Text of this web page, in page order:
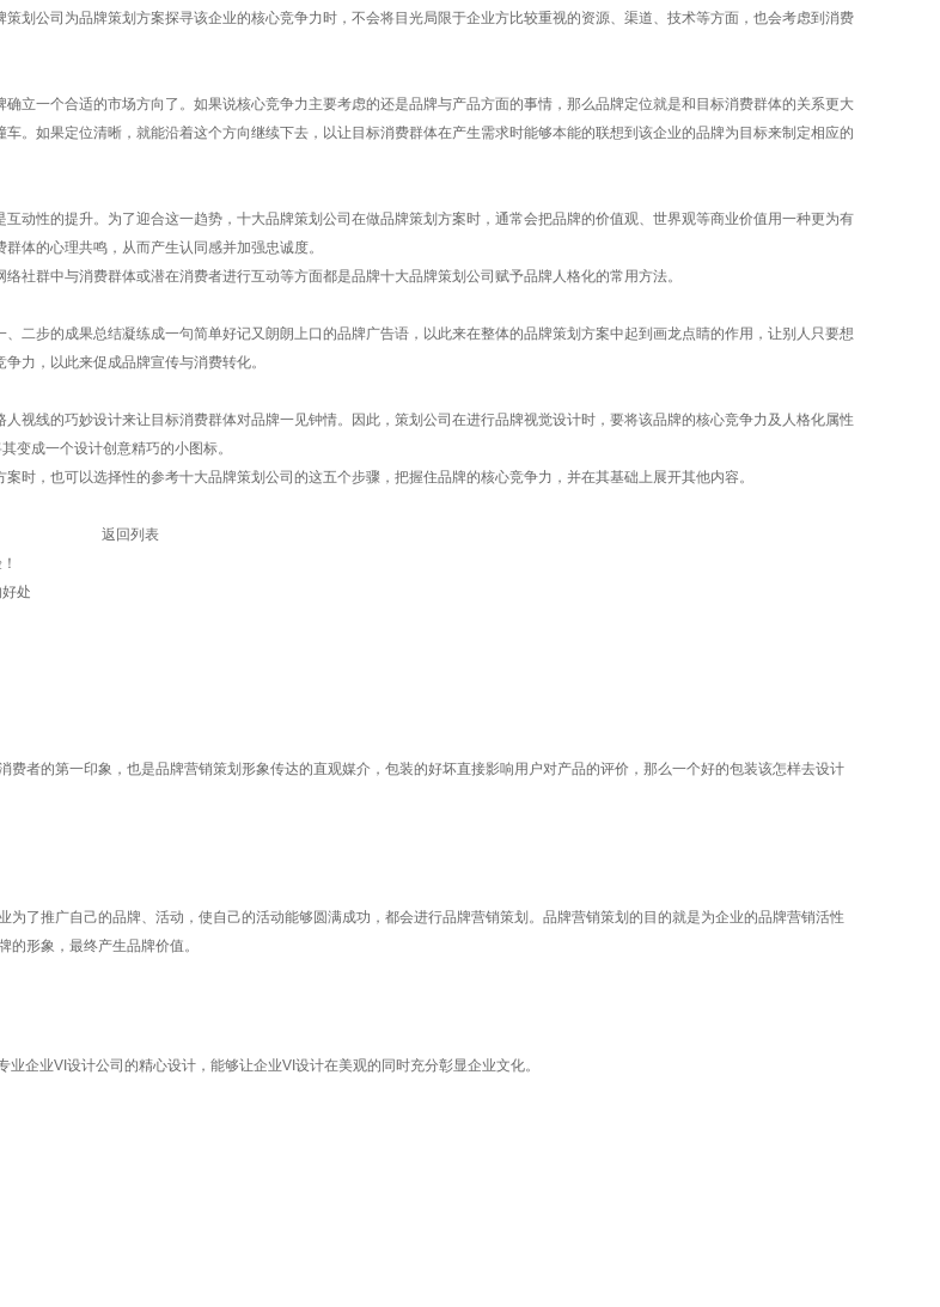
划公司为品牌策划方案探寻该企业的核心竞争力时，不会将目光局限于企业方比较重视的资源、渠道、技术等方面，也会考虑到消费
一个合适的市场方向了。如果说核心竞争力主要考虑的还是品牌与产品方面的事情，那么品牌定位就是和目标消费群体的关系更大
。如果定位清晰，就能沿着这个方向继续下去，以让目标消费群体在产生需求时能够本能的联想到该企业的品牌为目标来制定相应的
性的提升。为了迎合这一趋势，十大品牌策划公司在做品牌策划方案时，通常会把品牌的价值观、世界观等商业价值用一种更为有
体的心理共鸣，从而产生认同感并加强忠诚度。
群中与消费群体或潜在消费者进行互动等方面都是品牌十大品牌策划公司赋予品牌人格化的常用方法。
步的成果总结凝练成一句简单好记又朗朗上口的品牌广告语，以此来在整体的品牌策划方案中起到画龙点睛的作用，让别人只要想
力，以此来促成品牌宣传与消费转化。
线的巧妙设计来让目标消费群体对品牌一见钟情。因此，策划公司在进行品牌视觉设计时，要将该品牌的核心竞争力及人格化属性
变成一个设计创意精巧的小图标。
，也可以选择性的参考十大品牌策划公司的这五个步骤，把握住品牌的核心竞争力，并在其基础上展开其他内容。
返回列表
处
的第一印象，也是品牌营销策划形象传达的直观媒介，包装的好坏直接影响用户对产品的评价，那么一个好的包装该怎样去设计
了推广自己的品牌、活动，使自己的活动能够圆满成功，都会进行品牌营销策划。品牌营销策划的目的就是为企业的品牌营销活性
形象，最终产生品牌价值。
企业VI设计公司的精心设计，能够让企业VI设计在美观的同时充分彰显企业文化。